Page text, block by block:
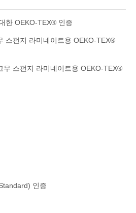
한 OEKO-TEX® 인증
스펀지 라미네이트용 OEKO-TEX®
무 스펀지 라미네이트용 OEKO-TEX®
인증